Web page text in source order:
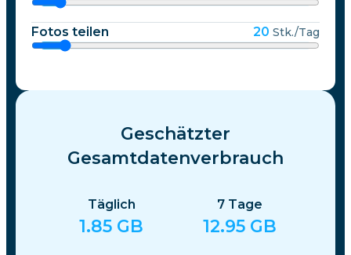
Fotos teilen 20 Stk./Tag
Geschätzter
Gesamtdatenverbrauch
Täglich
1.85 GB
7 Tage
12.95 GB